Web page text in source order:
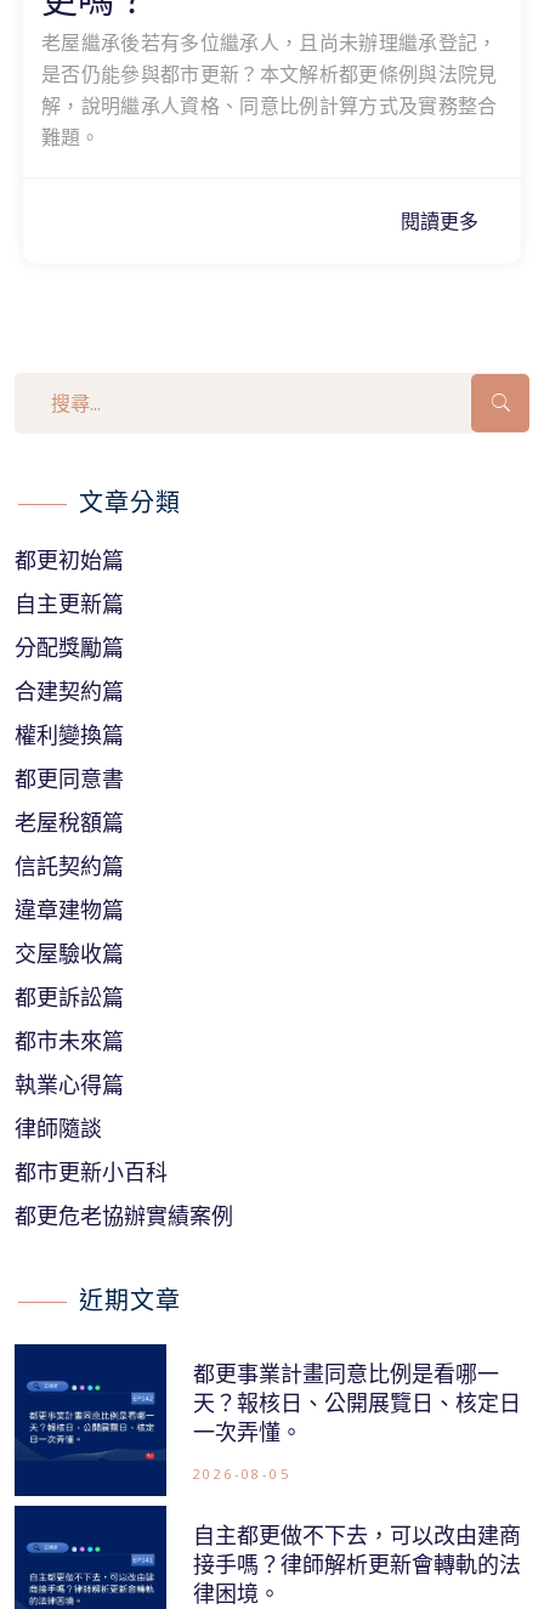
老屋繼承後若有多位繼承人，且尚未辦理繼承登記，
是否仍能參與都市更新？本文解析都更條例與法院見
解，說明繼承人資格、同意比例計算方式及實務整合
難題。
閱讀更多
文章分類
都更初始篇
自主更新篇
分配獎勵篇
合建契約篇
權利變換篇
都更同意書
老屋稅額篇
信託契約篇
違章建物篇
交屋驗收篇
都更訴訟篇
都市未來篇
執業心得篇
律師隨談
都市更新小百科
都更危老協辦實績案例
近期文章
都更事業計畫同意比例是看哪一
天？報核日、公開展覽日、核定日
一次弄懂。
2026-08-05
自主都更做不下去，可以改由建商
接手嗎？律師解析更新會轉軌的法
律困境。